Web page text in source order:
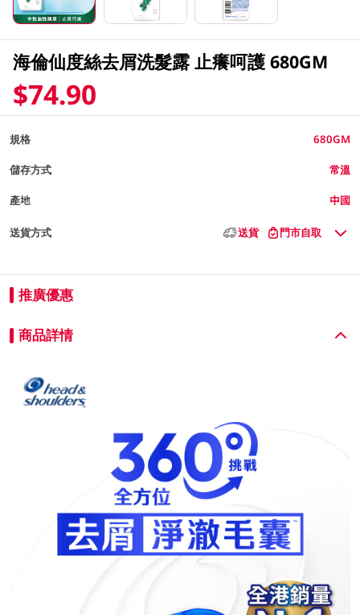
海倫仙度絲去屑洗髮露 止癢呵護 680GM
$74.90
規格 680GM
儲存方式 常溫
產地 中國
送貨方式 送貨 門市自取
推廣優惠
商品詳情